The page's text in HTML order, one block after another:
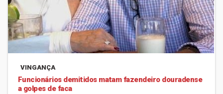
VINGANÇA
Funcionários demitidos matam fazendeiro douradense
a golpes de faca